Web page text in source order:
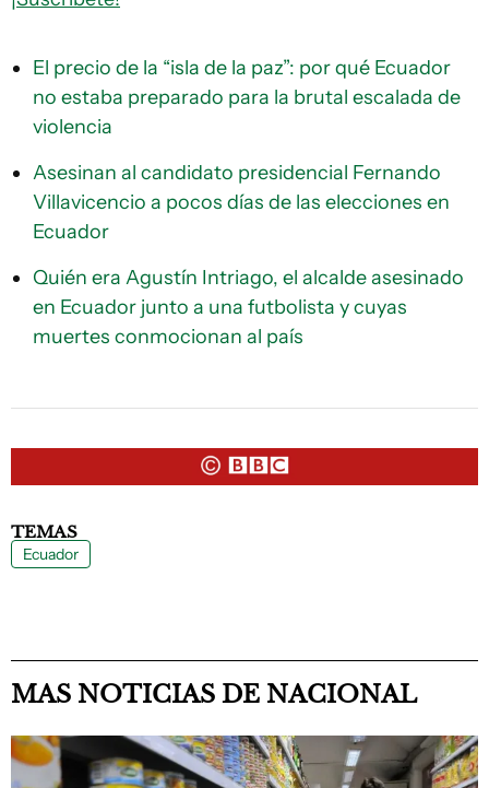
El precio de la “isla de la paz”: por qué Ecuador
no estaba preparado para la brutal escalada de
violencia
Asesinan al candidato presidencial Fernando
Villavicencio a pocos días de las elecciones en
Ecuador
Quién era Agustín Intriago, el alcalde asesinado
en Ecuador junto a una futbolista y cuyas
muertes conmocionan al país
TEMAS
Ecuador
MAS NOTICIAS DE NACIONAL